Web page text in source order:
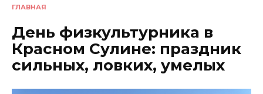
ГЛАВНАЯ
День физкультурника в
Красном Сулине: праздник
сильных, ловких, умелых